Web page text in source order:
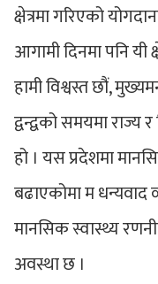
क्षेत्रमा गरिएको
आगामी दिनमा पनि यी
हामी विश्वस्त छौं,
द्वन्द्वको समयमा राज्य र
हो । यस प्रदेशमा
बढाएकोमा म धन्यवाद
मानसिक स्वास्थ्य
अवस्था छ ।